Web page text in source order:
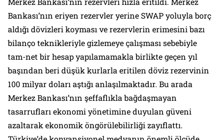
Bankası’nın eriyen rezervler yerine SWAP yoluyla borç
aldığı dövizleri koyması ve rezervlerin erimesini bazı
bilanço teknikleriyle gizlemeye çalışması sebebiyle
tam-net bir hesap yapılamamakla birlikte geçen yıl
başından beri düşük kurlarla eritilen döviz rezervinin
100 milyar doları aştığı anlaşılmaktadır. Bu arada
Merkez Bankası’nın şeffaflıkla bağdaşmayan
tasarrufları ekonomi yönetimine duyulan güveni
azaltarak ekonomik öngörülebilirliği zayıflattı.